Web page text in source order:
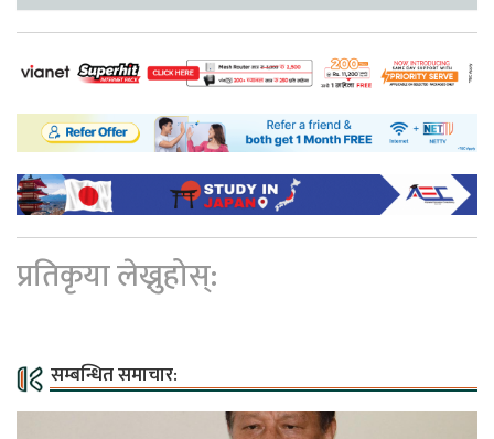
प्रतिकृया लेख्नुहोस्:
सम्बन्धित समाचार: